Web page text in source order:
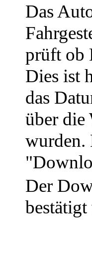
Das
prüft ob
Dies ist
das
über die
Der